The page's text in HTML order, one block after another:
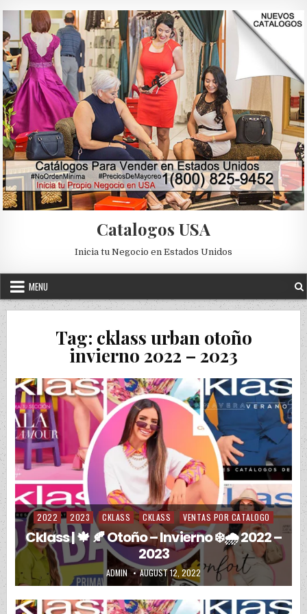
Catalogos USA
Inicia tu Negocio en Estados Unidos
MENU
Tag: cklass urban otoño
invierno 2022 – 2023
Posted in
2022 2023 CKLASS CKLASS VENTAS POR CATALOGO
Cklass | 🍁 🍂 Otoño – Invierno ❄️🌧️ 2022 –
2023
AUTHOR:
ADMIN PUBLISHED DATE:
AUGUST 12, 2022